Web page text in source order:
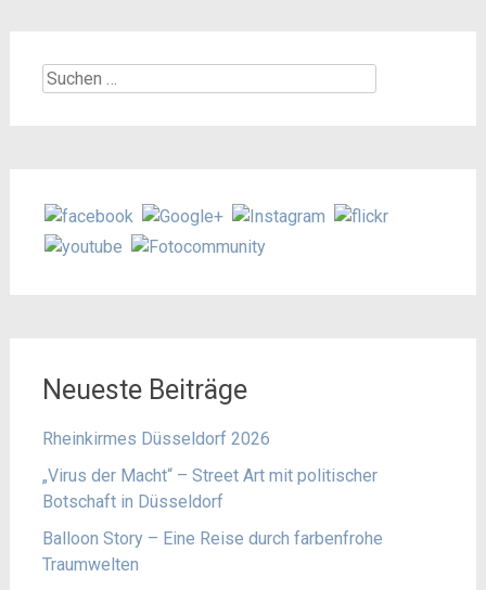
Suchen
Neueste Beiträge
Rheinkirmes Düsseldorf 2026
„Virus der Macht“ – Street Art mit politischer
Botschaft in Düsseldorf
Balloon Story – Eine Reise durch farbenfrohe
Traumwelten